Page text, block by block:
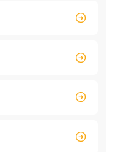



